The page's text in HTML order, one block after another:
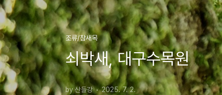
조류/참새목
쇠박새, 대구수목원
by 산들강 2025. 7. 2.